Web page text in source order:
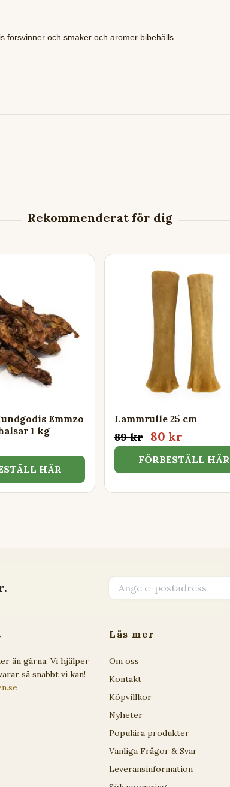
försvinner och smaker och aromer bibehålls.
Emmzo
1 kg
HÄR
Lammrulle 25 cm
89 kr 80 kr
FÖRBESTÄLL HÄR
än gärna. Vi hjälper
så snabbt vi kan!
Läs mer
Om oss
Kontakt
Köpvillkor
Nyheter
Populära produkter
Vanliga Frågor & Svar
Leveransinformation